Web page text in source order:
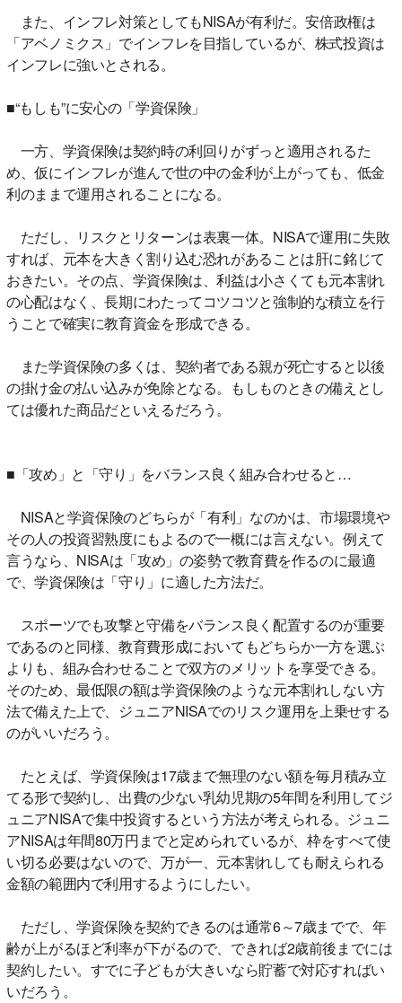
また、インフレ対策としてもNISAが有利だ。安倍政権は
「アベノミクス」でインフレを目指しているが、株式投資は
インフレに強いとされる。
■“もしも”に安心の「学資保険」
一方、学資保険は契約時の利回りがずっと適用されるた
め、仮にインフレが進んで世の中の金利が上がっても、低金
利のままで運用されることになる。
ただし、リスクとリターンは表裏一体。NISAで運用に失敗
すれば、元本を大きく割り込む恐れがあることは肝に銘じて
おきたい。その点、学資保険は、利益は小さくても元本割れ
の心配はなく、長期にわたってコツコツと強制的な積立を行
うことで確実に教育資金を形成できる。
また学資保険の多くは、契約者である親が死亡すると以後
の掛け金の払い込みが免除となる。もしものときの備えとし
ては優れた商品だといえるだろう。
■「攻め」と「守り」をバランス良く組み合わせると…
NISAと学資保険のどちらが「有利」なのかは、市場環境や
その人の投資習熟度にもよるので一概には言えない。例えて
言うなら、NISAは「攻め」の姿勢で教育費を作るのに最適
で、学資保険は「守り」に適した方法だ。
スポーツでも攻撃と守備をバランス良く配置するのが重要
であるのと同様、教育費形成においてもどちらか一方を選ぶ
よりも、組み合わせることで双方のメリットを享受できる。
そのため、最低限の額は学資保険のような元本割れしない方
法で備えた上で、ジュニアNISAでのリスク運用を上乗せする
のがいいだろう。
たとえば、学資保険は17歳まで無理のない額を毎月積み立
てる形で契約し、出費の少ない乳幼児期の5年間を利用してジ
ュニアNISAで集中投資するという方法が考えられる。ジュニ
アNISAは年間80万円までと定められているが、枠をすべて使
い切る必要はないので、万が一、元本割れしても耐えられる
金額の範囲内で利用するようにしたい。
ただし、学資保険を契約できるのは通常6～7歳までで、年
齢が上がるほど利率が下がるので、できれば2歳前後までには
契約したい。すでに子どもが大きいなら貯蓄で対応すればい
いだろう。